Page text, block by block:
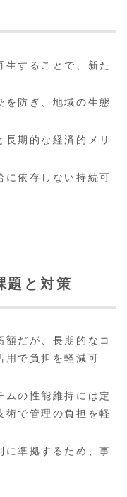
生することで、新た
を防ぎ、地域の生態
長期的な経済的メリ
に依存しない持続可
題と対策
額だが、長期的なコ
用で負担を軽減可
ムの性能維持には定
術で管理の負担を軽
に準拠するため、事